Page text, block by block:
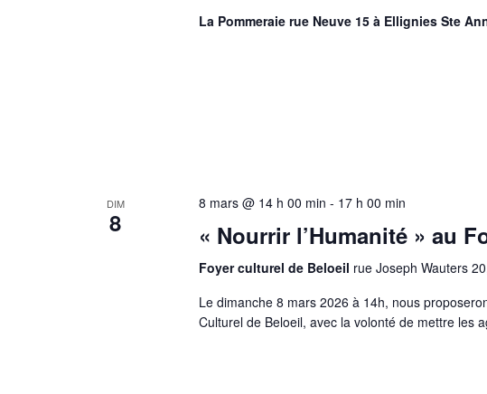
La Pommeraie rue Neuve 15 à Ellignies Ste
DIM
8
8 mars @ 14 h 00 min - 17 h 00 min
« Nourrir l’Humanité » au
Foyer culturel de Beloeil rue Joseph Wauters
Le dimanche 8 mars 2026 à 14h, nous
Culturel de Beloeil, avec la volonté de mettre les